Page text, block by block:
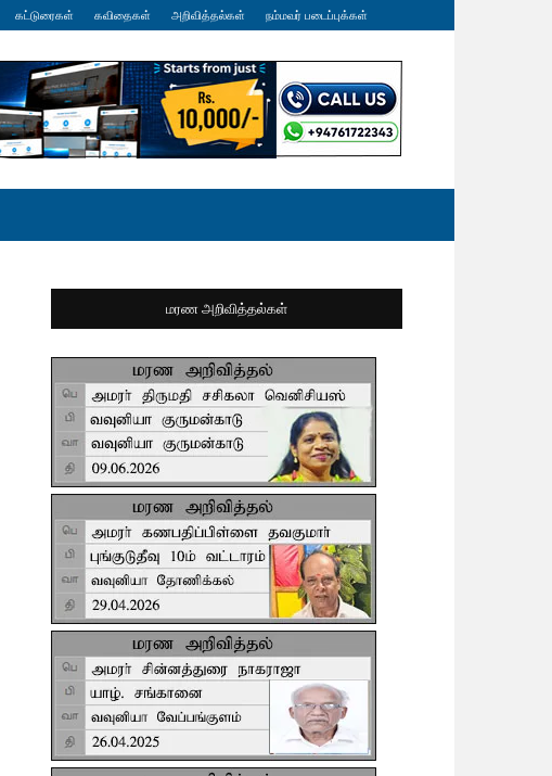
கட்டுரைகள் கவிதைகள் அறிவித்தல்கள் நம்மவர் படைப்புக்கள்
மரண அறிவித்தல்கள்